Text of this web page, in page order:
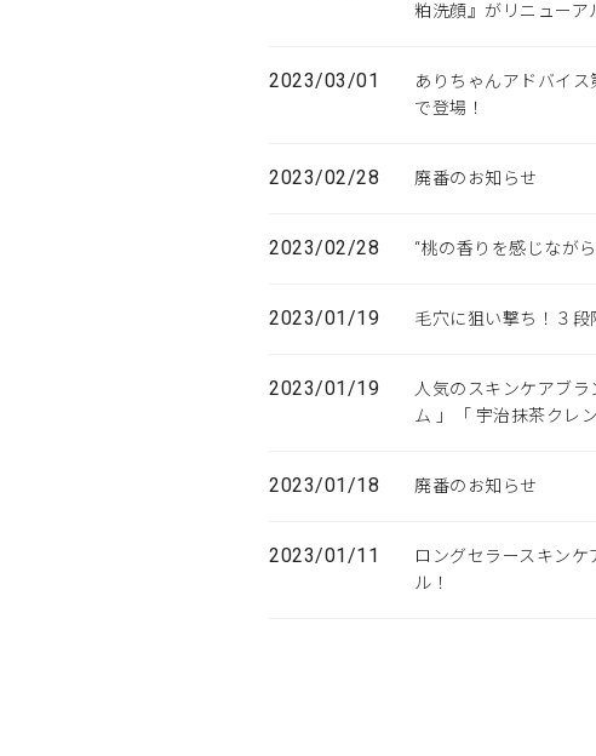
粕洗顔』がリニューア
2023/03/01
ありちゃんアドバイ
で登場！
2023/02/28 廃番のお知らせ
2023/02/28 “桃の香りを感じなが
2023/01/19 毛穴に狙い撃ち！３
2023/01/19
人気のスキンケアブ
ム 」「 宇治抹茶クレ
2023/01/18 廃番のお知らせ
2023/01/11
ロングセラースキン
ル！